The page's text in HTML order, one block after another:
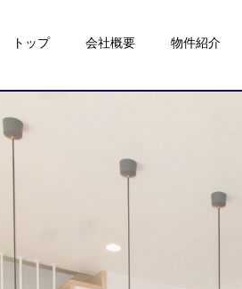
トップ 会社概要 物件紹介